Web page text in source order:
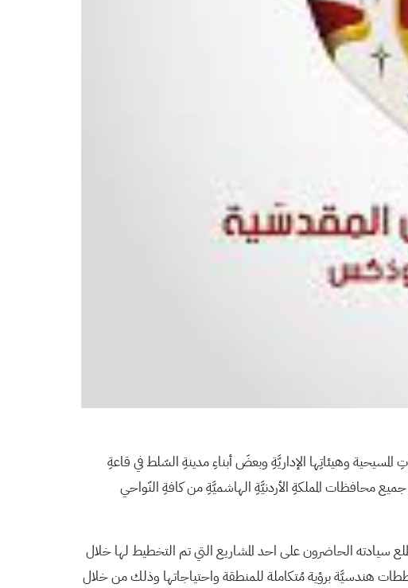
وهيئاتِها الإداريَّةِ وبعضَ أبناءِ مدينةِ السّلط في قاعةِ
محافظات المملكةِ الأردنيَّةِ الهاشميَّةِ من كافةِ النّواحي
سيادته الحاضرون على احد المشاريع التي تم التخطيط لها خلال
هندسيَّة برؤية مُتكاملة للمنطقة واحتياجاتها وذلك من خلال